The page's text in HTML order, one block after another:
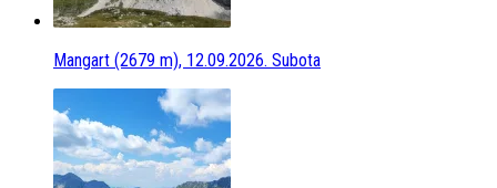
Mangart (2679 m), 12.09.2026. Subota